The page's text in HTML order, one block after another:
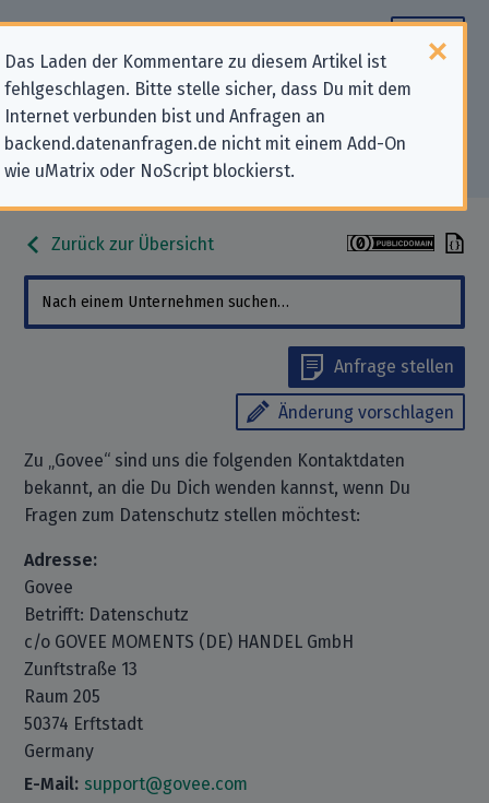
Das Laden der Kommentare zu diesem Artikel ist
fehlgeschlagen. Bitte stelle sicher, dass Du mit dem
Internet verbunden bist und Anfragen an
backend.datenanfragen.de nicht mit einem Add-On
wie uMatrix oder NoScript blockierst.
Datenschutz-Kontaktdaten für
„Govee“
Zurück zur Übersicht
Anfrage stellen
Änderung vorschlagen
Zu „Govee“ sind uns die folgenden Kontaktdaten
bekannt, an die Du Dich wenden kannst, wenn Du
Fragen zum Datenschutz stellen möchtest:
Adresse:
Govee
Betrifft: Datenschutz
c/o GOVEE MOMENTS (DE) HANDEL GmbH
Zunftstraße 13
Raum 205
50374 Erftstadt
Germany
E-Mail: support@govee.com